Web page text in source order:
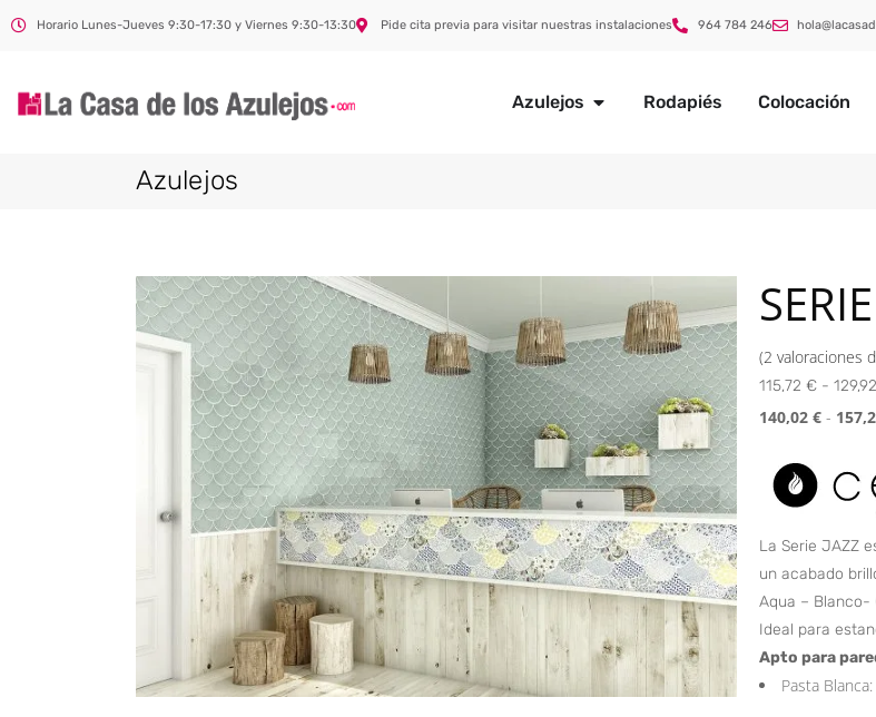
Horario Lunes-Jueves 9:30-17:30 y Viernes 9:30-13:30 Pide cita previa para visitar nuestras instalaciones 964 784 246
Azulejos Rodapiés Colocación
Azulejos
(2 valoraciones
115,72 € -
140,02 € -
La Serie JAZZ
un acabado
Aqua – Blanco-
Ideal para
Apto para
Pasta